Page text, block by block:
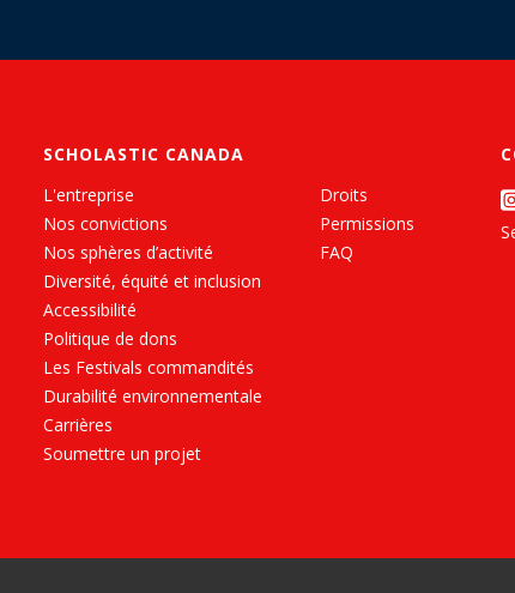
SCHOLASTIC CANADA
L'entreprise
Nos convictions
Nos sphères d’activité
Diversité, équité et inclusion
Accessibilité
Politique de dons
Les Festivals commandités
Durabilité environnementale
Carrières
Soumettre un projet
Droits
Permissions
FAQ